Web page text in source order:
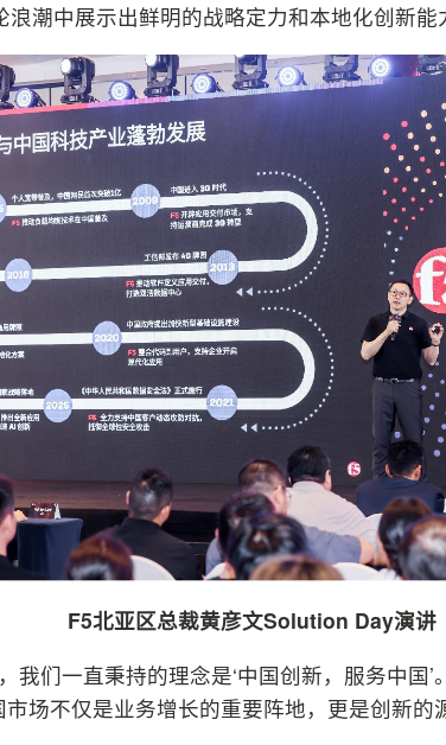
潮中展示出鲜明的战略定力和本地化创新能
F5北亚区总裁黄彦文Solution Day演讲
我们一直秉持的理念是‘中国创新，服务中国
场不仅是业务增长的重要阵地，更是创新的